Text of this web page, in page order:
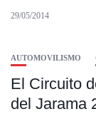
29/05/2014
AUTOMOVILISMO
El Circuito
del Jarama